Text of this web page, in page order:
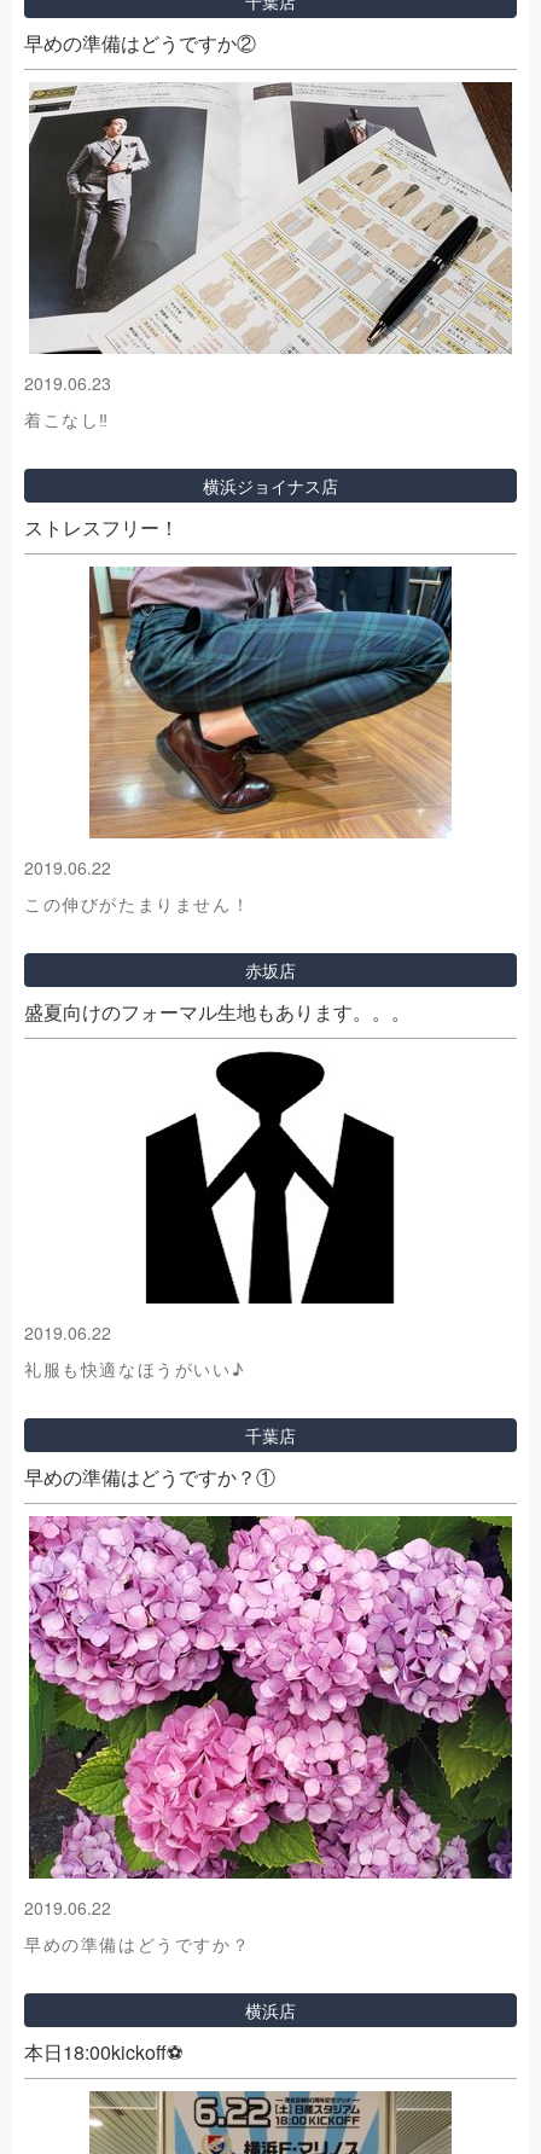
早めの準備はどうですか②
2019.06.23
着こなし‼
横浜ジョイナス店
ストレスフリー！
2019.06.22
この伸びがたまりません！
赤坂店
盛夏向けのフォーマル生地もあります。。。
2019.06.22
礼服も快適なほうがいい♪
千葉店
早めの準備はどうですか？①
2019.06.22
早めの準備はどうですか？
横浜店
本日18:00kickoff⚽️